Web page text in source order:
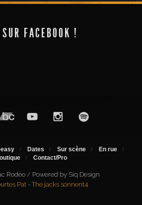
FACEBOOK !
Dates Sur scène
En rue
Contact/Pro
Rodéo / Powered by Siq Design
Pat-The jacks sonnent4